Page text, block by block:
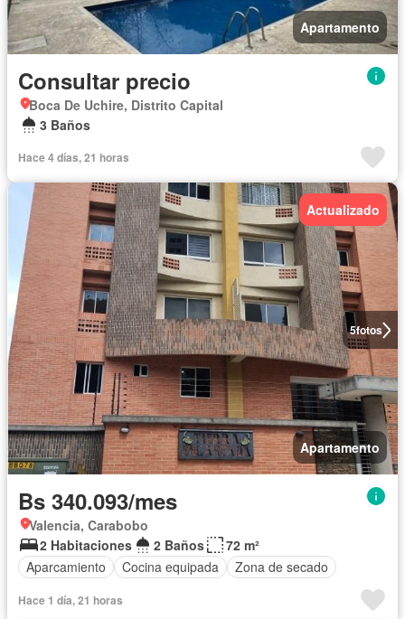
Apartamento
Consultar precio
Boca De Uchire, Distrito Capital
3 Baños
Hace 4 días, 21 horas
5fotos
Actualizado
Apartamento
Bs 340.093/mes
Valencia, Carabobo
2 Habitaciones
2 Baños
72 m²
Aparcamiento
Cocina equipada Zona de secado
Hace 1 día, 21 horas